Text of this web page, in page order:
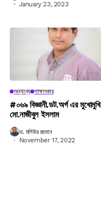
January 23, 2023
অন্যান্য সাক্ষাৎকার
#০৬৯ বিজ্ঞানী.ডট.অর্গ এর মুখোমুখি
মো.নাজীবুল ইসলাম
ড. মশিউর রহমান
November 17, 2022